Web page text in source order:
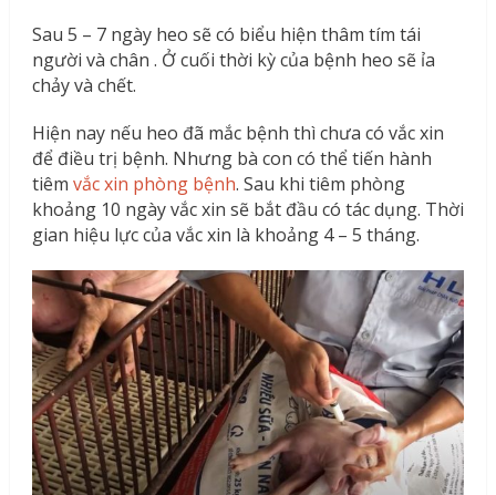
Sau 5 – 7 ngày heo sẽ có biểu hiện thâm tím tái
người và chân . Ở cuối thời kỳ của bệnh heo sẽ ỉa
chảy và chết.
Hiện nay nếu heo đã mắc bệnh thì chưa có vắc xin
để điều trị bệnh. Nhưng bà con có thể tiến hành
tiêm vắc xin phòng bệnh. Sau khi tiêm phòng
khoảng 10 ngày vắc xin sẽ bắt đầu có tác dụng. Thời
gian hiệu lực của vắc xin là khoảng 4 – 5 tháng.